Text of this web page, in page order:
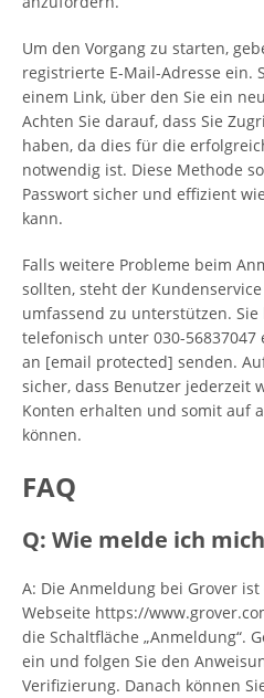
Um den Vorgang zu starten,
registrierte E-Mail-Adresse ein.
einem Link, über den Sie ein
Achten Sie darauf, dass Sie
haben, da dies für die
notwendig ist. Diese Methode
Passwort sicher und effizient
kann.
Falls weitere Probleme beim
sollten, steht der
umfassend zu unterstützen.
telefonisch unter 030-
an [email protected] senden.
sicher, dass Benutzer jederzeit
Konten erhalten und somit auf
können.
FAQ
Q: Wie melde ich
A: Die Anmeldung bei Grover
Webseite https://
die Schaltfläche „Anmeldung“.
ein und folgen Sie den
Verifizierung. Danach können